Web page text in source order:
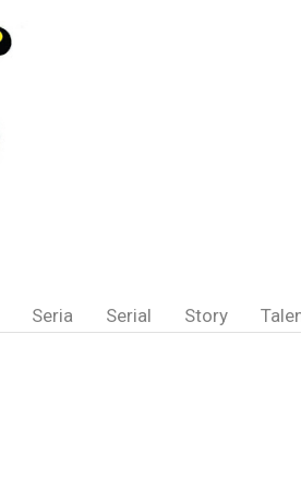
Seria Serial Story